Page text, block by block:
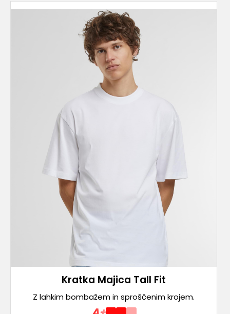
Kratka Majica Tall Fit
Z lahkim bombažem in sproščenim krojem.